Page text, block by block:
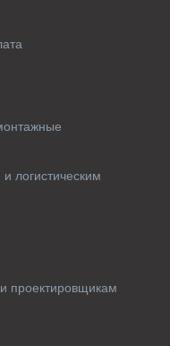
логистическим
проектировщикам